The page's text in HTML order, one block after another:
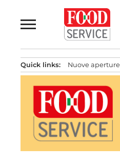
al
contenuto
Quick links: Nuove aperture